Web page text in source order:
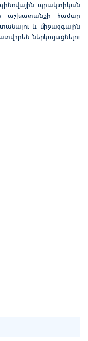
պրակտիկան
աշխատանքի համար
և միջազգային
ներկայացնելու